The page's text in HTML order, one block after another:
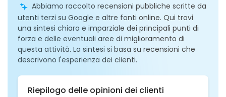
Abbiamo raccolto recensioni pubbliche scritte da
utenti terzi su Google e altre fonti online. Qui trovi
una sintesi chiara e imparziale dei principali punti di
forza e delle eventuali aree di miglioramento di
questa attività. La sintesi si basa su recensioni che
descrivono l'esperienza dei clienti.
Riepilogo delle opinioni dei clienti